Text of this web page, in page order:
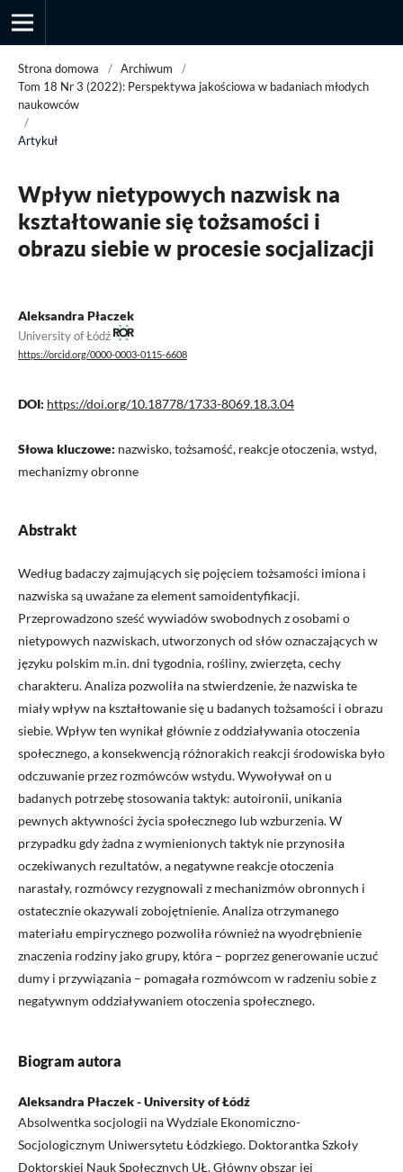
Strona domowa / Archiwum
/
Tom 18 Nr 3 (2022): Perspektywa jakościowa w badaniach młodych
naukowców
/
Artykuł
Wpływ nietypowych nazwisk na
kształtowanie się tożsamości i
obrazu siebie w procesie socjalizacji
Aleksandra Płaczek
University of Łódź
https://orcid.org/0000-0003-0115-6608
DOI: https://doi.org/10.18778/1733-8069.18.3.04
Słowa kluczowe: nazwisko, tożsamość, reakcje otoczenia, wstyd,
mechanizmy obronne
Abstrakt
Według badaczy zajmujących się pojęciem tożsamości imiona i
nazwiska są uważane za element samoidentyfikacji.
Przeprowadzono sześć wywiadów swobodnych z osobami o
nietypowych nazwiskach, utworzonych od słów oznaczających w
języku polskim m.in. dni tygodnia, rośliny, zwierzęta, cechy
charakteru. Analiza pozwoliła na stwierdzenie, że nazwiska te
miały wpływ na kształtowanie się u badanych tożsamości i obrazu
siebie. Wpływ ten wynikał głównie z oddziaływania otoczenia
społecznego, a konsekwencją różnorakich reakcji środowiska było
odczuwanie przez rozmówców wstydu. Wywoływał on u
badanych potrzebę stosowania taktyk: autoironii, unikania
pewnych aktywności życia społecznego lub wzburzenia. W
przypadku gdy żadna z wymienionych taktyk nie przynosiła
oczekiwanych rezultatów, a negatywne reakcje otoczenia
narastały, rozmówcy rezygnowali z mechanizmów obronnych i
ostatecznie okazywali zobojętnienie. Analiza otrzymanego
materiału empirycznego pozwoliła również na wyodrębnienie
znaczenia rodziny jako grupy, która – poprzez generowanie uczuć
dumy i przywiązania – pomagała rozmówcom w radzeniu sobie z
negatywnym oddziaływaniem otoczenia społecznego.
Biogram autora
Aleksandra Płaczek - University of Łódź
Absolwentka socjologii na Wydziale Ekonomiczno-
Socjologicznym Uniwersytetu Łódzkiego. Doktorantka Szkoły
Doktorskiej Nauk Społecznych UŁ. Główny obszar jej